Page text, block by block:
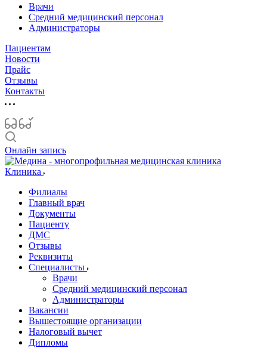
Врачи
Средний медицинский персонал
Администраторы
Пациентам
Новости
Прайс
Отзывы
Контакты
Онлайн запись
Клиника
Филиалы
Главный врач
Документы
Пациенту
ДМС
Отзывы
Реквизиты
Специалисты
Врачи
Средний медицинский персонал
Администраторы
Вакансии
Вышестоящие организации
Налоговый вычет
Дипломы